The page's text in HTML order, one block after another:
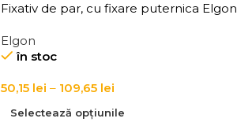
Fixativ de par, cu fixare puternica Elgon
Elgon
în stoc
50,15 lei – 109,65 lei
Selectează opțiunile